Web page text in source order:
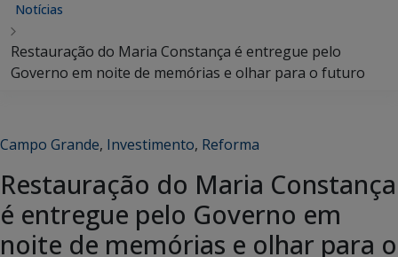
Notícias
Restauração do Maria Constança é entregue pelo
Governo em noite de memórias e olhar para o futuro
Campo Grande, Investimento, Reforma
Restauração do Maria Constança
é entregue pelo Governo em
noite de memórias e olhar para o